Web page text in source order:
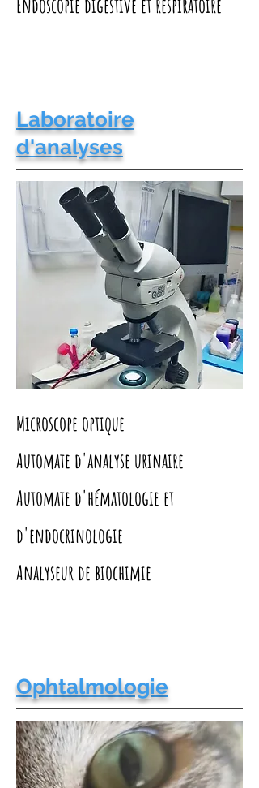
Endoscopie digestive et réspiratoire
Laboratoire
d'analyses
Microscope optique
Automate d'analyse urinaire
Automate d'hématologie et
d'endocrinologie
Analyseur de biochimie
Ophtalmologie